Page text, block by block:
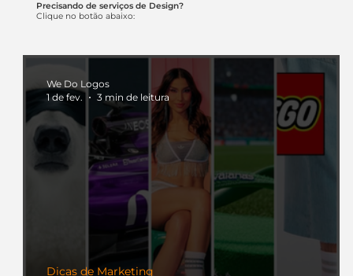
Precisando de serviços de Design?
Clique no botão abaixo:
Dicas de Marketing
We Do Logos
1 de fev.
3 min de leitura